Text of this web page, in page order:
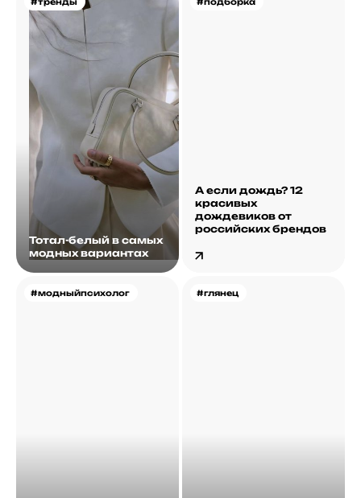
Тотал-белый в самых
модных вариантах
А если дождь? 12
красивых
дождевиков от
российских брендов
#модныйпсихолог #глянец